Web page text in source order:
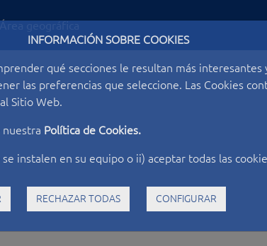
INFORMACIÓN SOBRE COOKIES
qué secciones le resultan más
las preferencias que seleccione. Las Cookies
Sitio Web.
nuestra Política de Cookies.
instalen en su equipo o ii) aceptar todas las
RECHAZAR TODAS CONFIGURAR